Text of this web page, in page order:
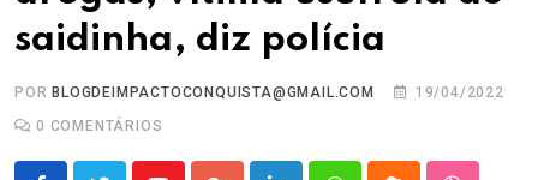
saidinha, diz polícia
POR BLOGDEIMPACTOCONQUISTA@GMAIL.COM
19/04/2022
0 COMENTÁRIOS